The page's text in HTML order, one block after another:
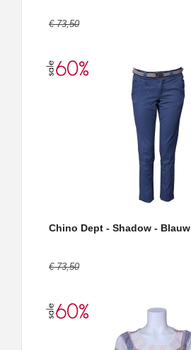
€ 73,50
Chino Dept - Shadow - Blauw
€ 73,50